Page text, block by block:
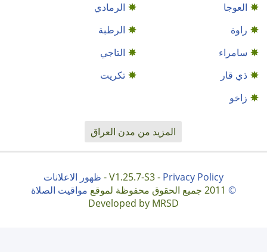
العوجا
الرمادي
راوة
الرطبة
سامراء
التاجي
ذي قار
تكريت
زاخو
المزيد من مدن العراق
V1.25.7-S3 - Privacy Policy
- ظهور الاعلانات
©
مواقيت الصلاة
Developed by MRSD